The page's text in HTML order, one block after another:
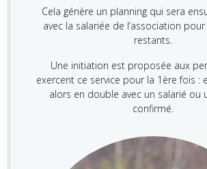
Cela génère un planning qui sera
avec la salariée de l’association
restants.
Une initiation est proposée aux
exercent ce service pour la 1ère fois :
alors en double avec un salarié ou
confirmé.